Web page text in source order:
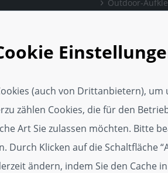
Outdoor-
Handwerker
Social Media
Web-App
Widget
SEO-Widget
(auch von Drittanbietern),
zählen Cookies, die für den
Art Sie zulassen möchten. Bitte
Durch Klicken auf die Schaltfläche
ändern, indem Sie den Cache